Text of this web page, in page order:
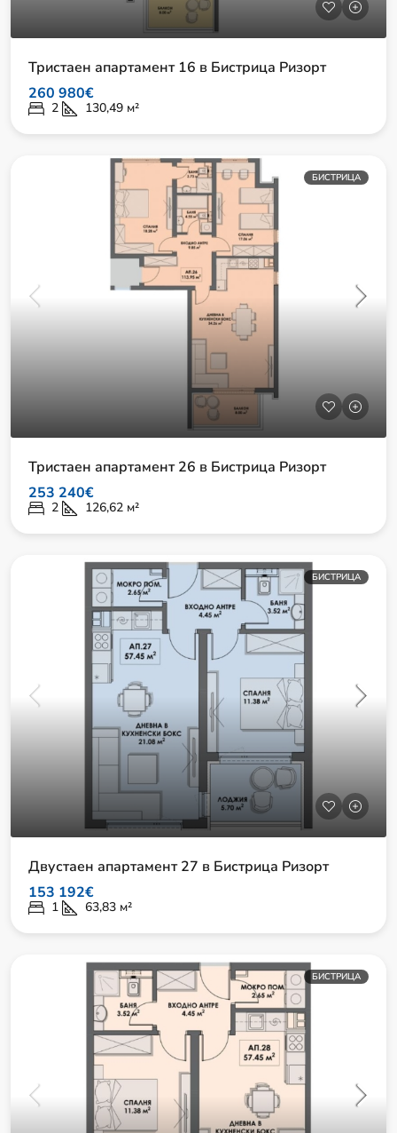
БИСТРИЦА
БИСТРИЦА
Двустаен апартамент 27 в Бистрица Ризорт
153 192€
1 63,83 м²
БИСТРИЦА
Тристаен апартамент 26 в Бистрица Ризорт
253 240€
2 126,62 м²
Тристаен апартамент 16 в Бистрица Ризорт
260 980€
2 130,49 м²